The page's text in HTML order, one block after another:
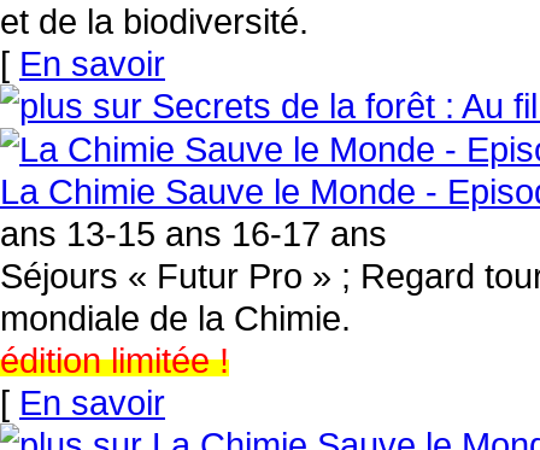
et de la biodiversité.
[ En savoir
La Chimie Sauve le Monde -
ans 13-15 ans 16-17 ans
Séjours « Futur Pro » ; Regard
mondiale de la Chimie.
édition limitée !
[ En savoir